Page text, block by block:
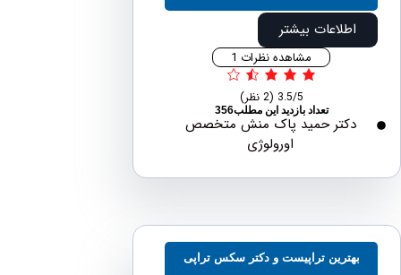
اطلاعات بیشتر
مشاهده نظرات 1
تعداد بازدید این مطلب356
دکتر حمید پاک منش متخصص
اورولوژی
تراپیست و دکتر سکس تراپی